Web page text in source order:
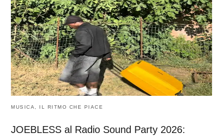
MUSICA, IL RITMO CHE PIACE
JOEBLESS al Radio Sound Party 2026: